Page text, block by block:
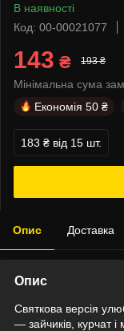
В наявності
Код: 00-00021077
143 ₴ 193 ₴
Мінімальна сума
Економія 50 ₴
183 ₴ від 15 шт.
Опис Доставка
Опис
Святкова версія
— зайчиків, курчат